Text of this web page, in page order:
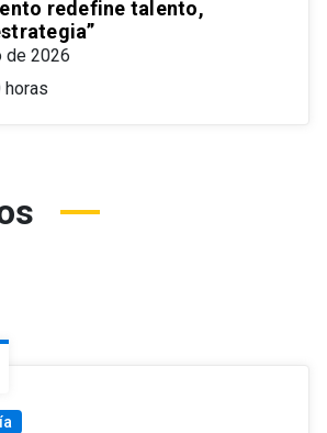
redefine talento,
de 2026
horas